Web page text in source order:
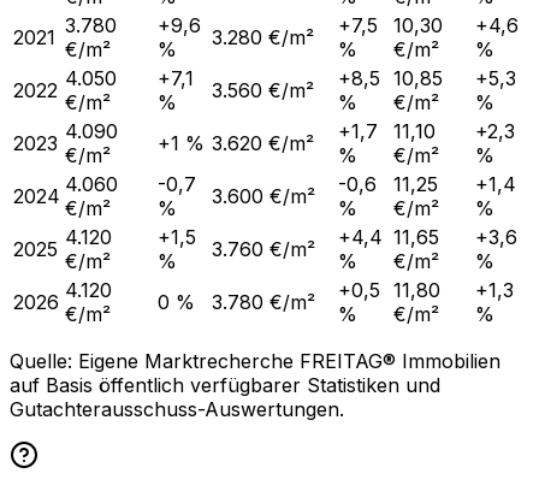
2021 3.780
€/m²
+9,6
%
3.280 €/m²
+7,5
%
10,30
€/m²
+4,6
%
2022 4.050
€/m²
+7,1
%
3.560 €/m²
+8,5
%
10,85
€/m²
+5,3
%
2023 4.090
€/m²
+1 % 3.620 €/m²
+1,7
%
11,10
€/m²
+2,3
%
2024 4.060
€/m²
-0,7
%
3.600 €/m²
-0,6
%
11,25
€/m²
+1,4
%
2025 4.120
€/m²
+1,5
%
3.760 €/m²
+4,4
%
11,65
€/m²
+3,6
%
2026 4.120
€/m²
0 % 3.780 €/m²
+0,5
%
11,80
€/m²
+1,3
%
Quelle: Eigene Marktrecherche FREITAG® Immobilien
auf Basis öffentlich verfügbarer Statistiken und
Gutachterausschuss-Auswertungen.